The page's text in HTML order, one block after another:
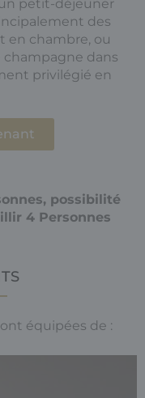
petit-déjeuner
des
en chambre, ou
dans
privilégié en
possibilité
4 Personnes
équipées de :